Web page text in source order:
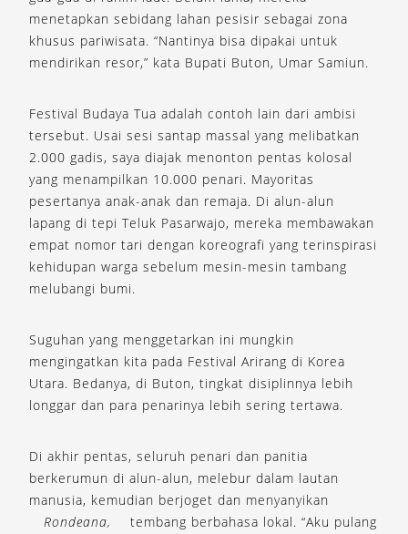
menetapkan sebidang lahan pesisir sebagai zona
khusus pariwisata. “Nantinya bisa dipakai untuk
mendirikan resor,” kata Bupati Buton, Umar Samiun.
Festival Budaya Tua adalah contoh lain dari ambisi
tersebut. Usai sesi santap massal yang melibatkan
2.000 gadis, saya diajak menonton pentas kolosal
yang menampilkan 10.000 penari. Mayoritas
pesertanya anak-anak dan remaja. Di alun-alun
lapang di tepi Teluk Pasarwajo, mereka membawakan
empat nomor tari dengan koreografi yang terinspirasi
kehidupan warga sebelum mesin-mesin tambang
melubangi bumi.
Suguhan yang menggetarkan ini mungkin
mengingatkan kita pada Festival Arirang di Korea
Utara. Bedanya, di Buton, tingkat disiplinnya lebih
longgar dan para penarinya lebih sering tertawa.
Di akhir pentas, seluruh penari dan panitia
berkerumun di alun-alun, melebur dalam lautan
manusia, kemudian berjoget dan menyanyikan
Rondeana,
tembang berbahasa lokal. “Aku pulang